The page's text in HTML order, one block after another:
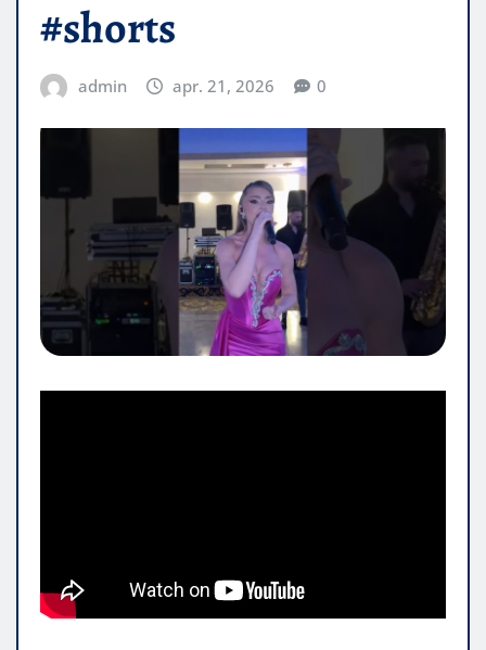
#shorts
admin apr. 21, 2026 0